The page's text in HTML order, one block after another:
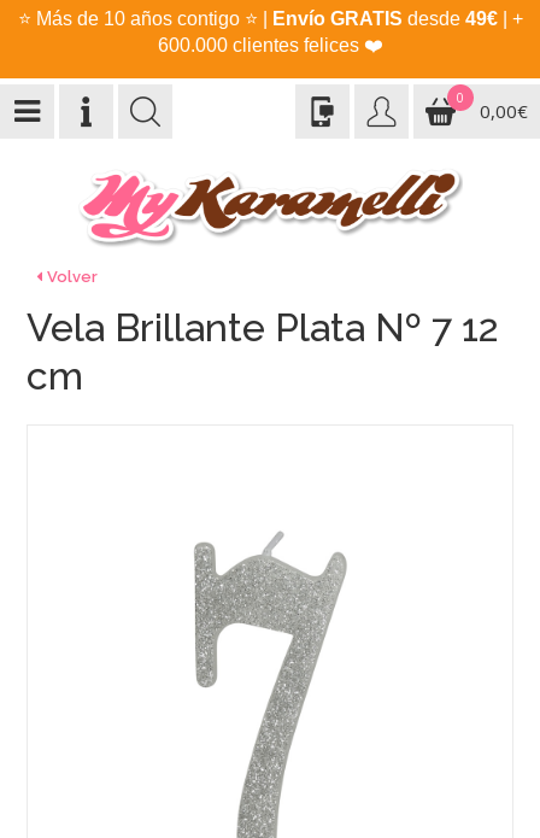
⭐ Más de 10 años contigo ⭐ Envío GRATIS desde 49€| +
600.000 clientes felices ❤️
0
0,00€
Volver
Vela Brillante Plata Nº 7 12
cm